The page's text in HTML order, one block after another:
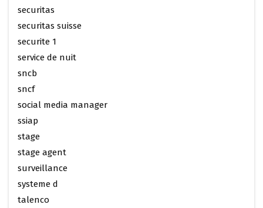
securitas
securitas suisse
securite 1
service de nuit
sncb
sncf
social media manager
ssiap
stage
stage agent
surveillance
systeme d
talenco